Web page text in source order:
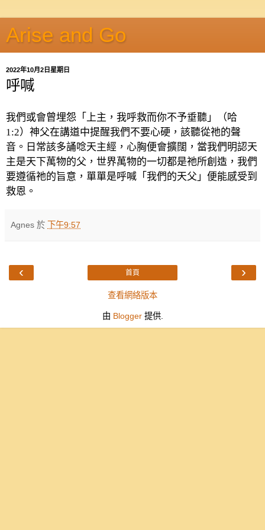
Arise and Go
2022年10月2日星期日
呼喊
我們或會曾埋怨「上主，我呼救而你不予垂聽」（哈
1:2）神父在講道中提醒我們不要心硬，該聽從祂的聲
音。日常該多誦唸天主經，心胸便會擴闊，當我們明認天
主是天下萬物的父，世界萬物的一切都是祂所創造，我們
要遵循祂的旨意，單單是呼喊「我們的天父」便能感受到
救恩。
Agnes 於 下午9:57
‹ ›
首頁
查看網絡版本
由 Blogger提供.